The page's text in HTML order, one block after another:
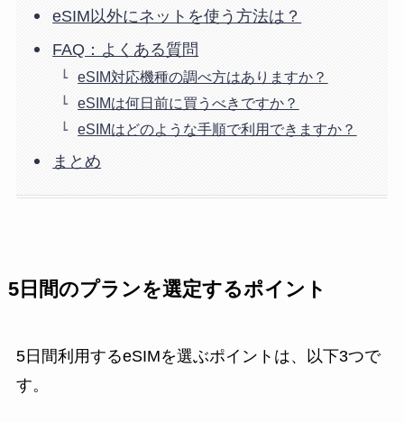
eSIM以外にネットを使う方法は？
FAQ：よくある質問
eSIM対応機種の調べ方はありますか？
eSIMは何日前に買うべきですか？
eSIMはどのような手順で利用できますか？
まとめ
5日間のプランを選定するポイント
5日間利用するeSIMを選ぶポイントは、以下3つで
す。